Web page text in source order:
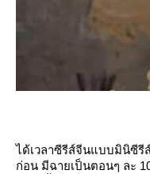
ได้เวลาซีรีส์จีนแบบมินิซี
ก่อน มีฉายเป็นตอนๆ ละ